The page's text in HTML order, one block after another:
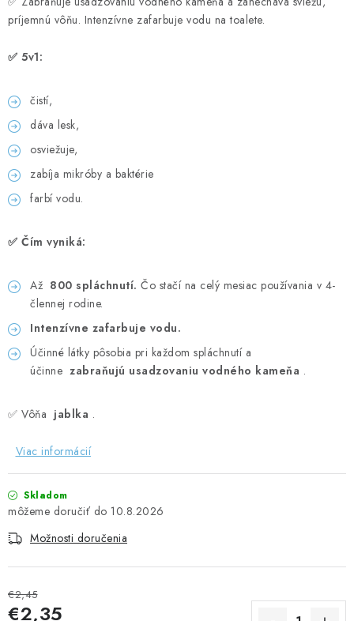
UPRATOVACIE SLUŽBY
ZAREGISTRUJTE SA
OBCHODNÉ PODMIENKY
Obchodné podmienky
príjemnú vôňu. Intenzívne zafarbuje vodu na toalete.
✅ 5v1:
čistí,
dáva lesk,
osviežuje,
zabíja mikróby a baktérie
farbí vodu.
✅ Čím vyniká:
Až 800 spláchnutí. Čo stačí na celý mesiac používania v 4-
člennej rodine.
Intenzívne zafarbuje vodu.
Účinné látky pôsobia pri každom spláchnutí a
účinne zabraňujú usadzovaniu vodného kameňa .
✅ Vôňa jablka .
Viac informácií
Skladom
10.8.2026
Možnosti doručenia
€2,45
€2,35